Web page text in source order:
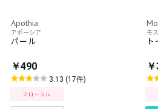
Apothia
アポーシア
パール
￥490
3.13 (17件)
フローラル
モ